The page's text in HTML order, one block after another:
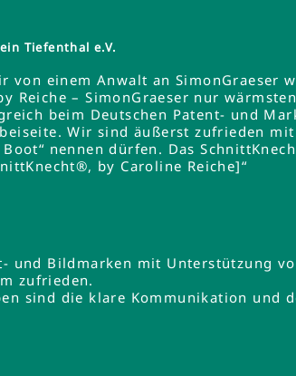
Tiefenthal e.V.
von einem Anwalt an
Reiche – SimonGraeser nur
beim Deutschen Patent- und
Wir sind äußerst zufrieden
nennen dürfen. Das
by Caroline Reiche]“
und Bildmarken mit Unterstützung
zufrieden.
sind die klare Kommunikation und